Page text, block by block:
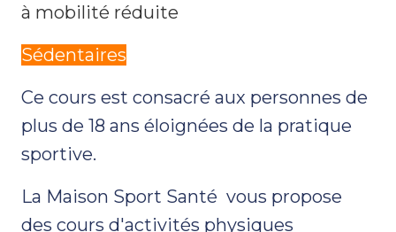
à mobilité réduite
Sédentaires
Ce cours est consacré aux personnes de
plus de 18 ans éloignées de la pratique
sportive.
La Maison Sport Santé vous propose
des cours d'activités physiques